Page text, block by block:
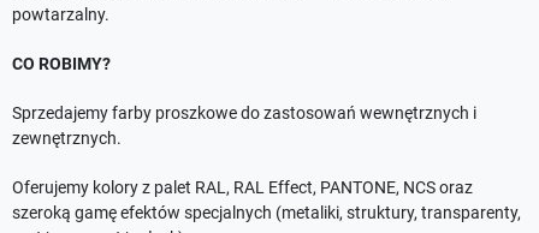
powtarzalny.
CO ROBIMY?
Sprzedajemy farby proszkowe do zastosowań wewnętrznych i
zewnętrznych.
Oferujemy kolory z palet RAL, RAL Effect, PANTONE, NCS oraz
szeroką gamę efektów specjalnych (metaliki, struktury, transparenty,